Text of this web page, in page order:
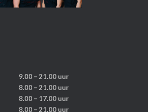
9.00 – 21.00 uur
8.00 – 21.00 uur
8.00 – 17.00 uur
8.00 – 21.00 uur